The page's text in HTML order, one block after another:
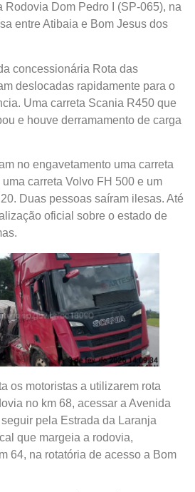
Rodovia Dom Pedro I (SP-065), na
entre Atibaia e Bom Jesus dos
concessionária Rota das
deslocadas rapidamente para o
Uma carreta Scania R450 que
e houve derramamento de carga
no engavetamento uma carreta
carreta Volvo FH 500 e um
Duas pessoas saíram ilesas. Até
oficial sobre o estado de
os motoristas a utilizarem rota
no km 68, acessar a Avenida
pela Estrada da Laranja
que margeia a rodovia,
64, na rotatória de acesso a Bom